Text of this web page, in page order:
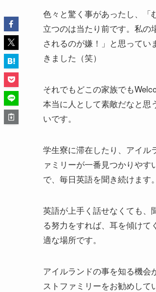
色々と驚く事があったし、「
立つのは当たり前です。私の
されるのが嫌！」と思って
きました（笑）
それでもどこの家族でも
本当に人として素敵だなと思
いです。
学生寮に滞在したり、アイル
ァミリーが一番見つかりや
で、毎日英語を聞き続けます
英語が上手く話せなくても、
る努力をすれば、耳を傾け
適な場所です。
アイルランドの事を知る機会
ストファミリーをお勧めして